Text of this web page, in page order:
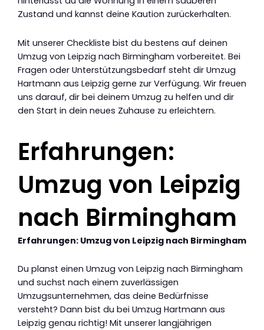
Zustand und kannst deine Kaution zurückerhalten.
Mit unserer Checkliste bist du bestens auf deinen
Umzug von Leipzig nach Birmingham vorbereitet. Bei
Fragen oder Unterstützungsbedarf steht dir Umzug
Hartmann aus Leipzig gerne zur Verfügung. Wir freuen
uns darauf, dir bei deinem Umzug zu helfen und dir
den Start in dein neues Zuhause zu erleichtern.
Erfahrungen:
Umzug von Leipzig
nach Birmingham
Erfahrungen: Umzug von Leipzig nach Birmingham
Du planst einen Umzug von Leipzig nach Birmingham
und suchst nach einem zuverlässigen
Umzugsunternehmen, das deine Bedürfnisse
versteht? Dann bist du bei Umzug Hartmann aus
Leipzig genau richtig! Mit unserer langjährigen